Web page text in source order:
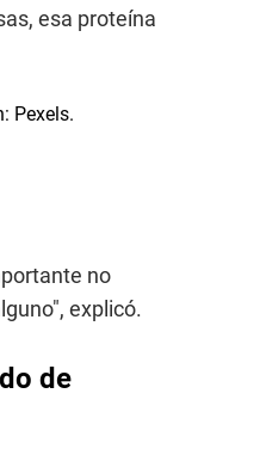
esa proteína
no
explicó.
de